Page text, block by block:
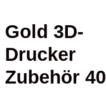
Gold 3D-
Drucker
Zubehör 40